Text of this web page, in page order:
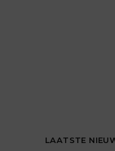
LAATSTE